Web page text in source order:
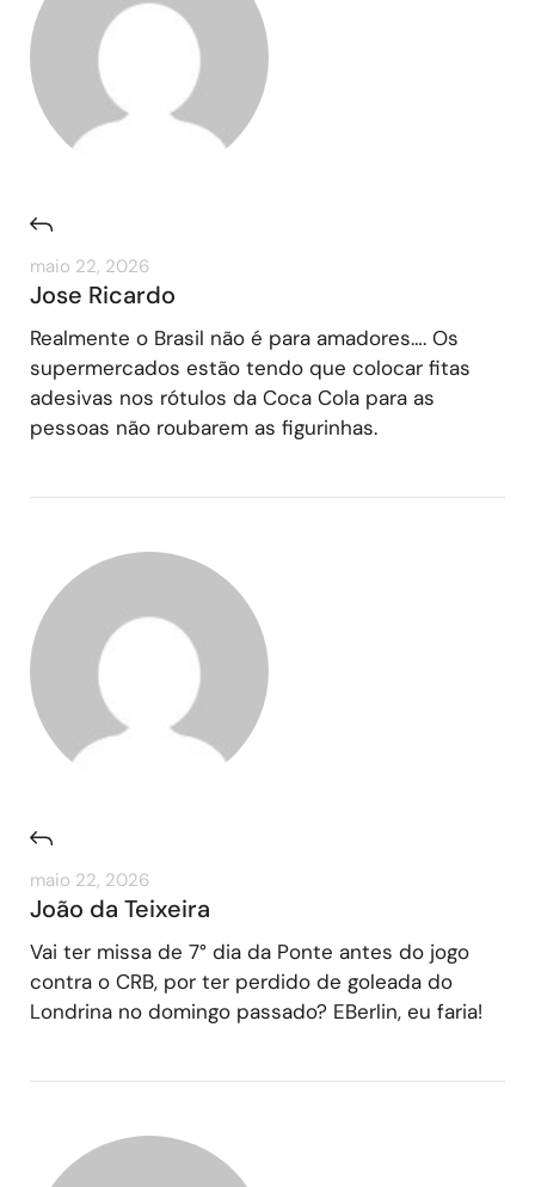
maio 22, 2026
Jose Ricardo
Realmente o Brasil não é para amadores…. Os
supermercados estão tendo que colocar fitas
adesivas nos rótulos da Coca Cola para as
pessoas não roubarem as figurinhas.
maio 22, 2026
João da Teixeira
Vai ter missa de 7° dia da Ponte antes do jogo
contra o CRB, por ter perdido de goleada do
Londrina no domingo passado? EBerlin, eu faria!